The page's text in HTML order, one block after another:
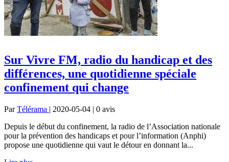
Sur Vivre FM, radio du handicap et des
différences, une quotidienne spéciale
confinement qui change
ParTélérama | 2020-05-04 | 0 avis
Depuis le début du confinement, la radio de l’Association nationale
pour la prévention des handicaps et pour l’information (Anphi)
propose une quotidienne qui vaut le détour en donnant la...